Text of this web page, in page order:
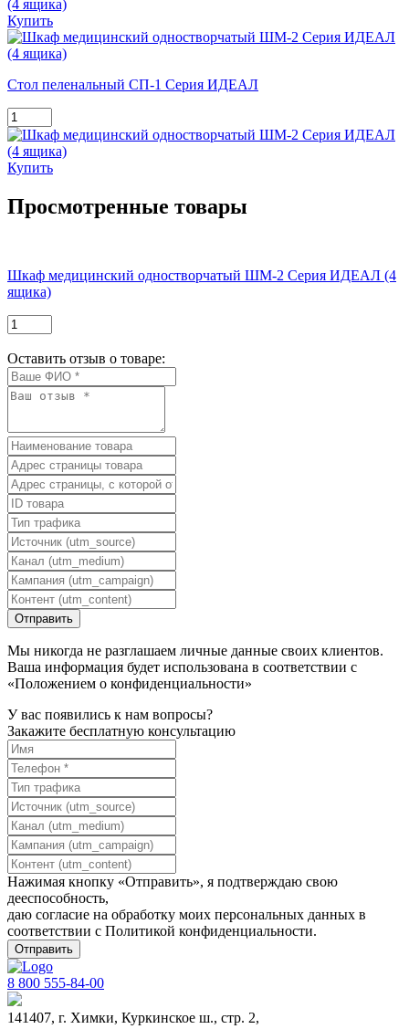
Купить
Стол пеленальный СП-1 Серия ИДЕАЛ
Купить
Просмотренные товары
Шкаф медицинский одностворчатый ШМ-2 Серия ИДЕАЛ (4
ящика)
Оставить отзыв о товаре:
Мы никогда не разглашаем личные данные своих клиентов.
Ваша информация будет использована в соответствии с
«Положением о конфиденциальности»
У вас появились к нам вопросы?
Закажите бесплатную консультацию
Нажимая кнопку «Отправить», я подтверждаю свою
дееспособность,
даю согласие на обработку моих персональных данных в
соответствии с Политикой конфиденциальности.
8 800 555-84-00
141407, г. Химки, Куркинское ш., стр. 2,